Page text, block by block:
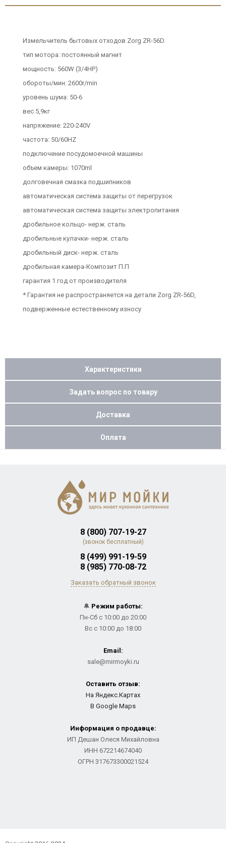
Измельчитель бытовых отходов Zorg ZR-56D.
тип мотора: постоянный магнит
мощность: 560W (3/4HP)
обороты/мин: 2600r/min
уровень шума: 50-6
вес 5,9кг
напряжение: 220-240V
частота: 50/60HZ
подключение посудомоечной машины
объем камеры: 1070ml
долговечная смазка подшипников
автоматическая система защиты от перегрузок
автоматическая система защиты электропитания
дробильное кольцо- нерж. сталь
дробильные кулачки- нерж. сталь
дробильный диск- нерж. сталь
дробильная камера-Композит П.П
гарантия 1 год от производителя
* Гарантия не распространяется на детали Zorg ZR-56D,
подверженные естественному износу
Характеристики
Задать вопрос по товару
Доставка
Оплата
8 (800) 707-19-27
(звонок бесплатный)
8 (499) 991-19-59
8 (985) 770-08-72
Заказать обратный звонок
🔔 Режим работы:
Пн-Сб с 10:00 до 20:00
Вс с 10:00 до 18:00
Email:
sale@mirmoyki.ru
Оставить отзыв:
На Яндекс.Картах
В Google Maps
Информация о продавце:
ИП Дешан Олеся Михайловна
ИНН 672214674040
ОГРН 317673300021524